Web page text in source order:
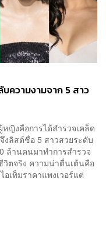
บความงามจาก 5 สาว
ญิงคือการได้สำรวจเคล็ด
งลิสต์ชื่อ 5 สาวสวยระดับ
ล้านคนมาทำการสำรวจ
วิตจริง ความน่าตื่นเต้นคือ
อเท็มราคาแพงเวอร์แต่